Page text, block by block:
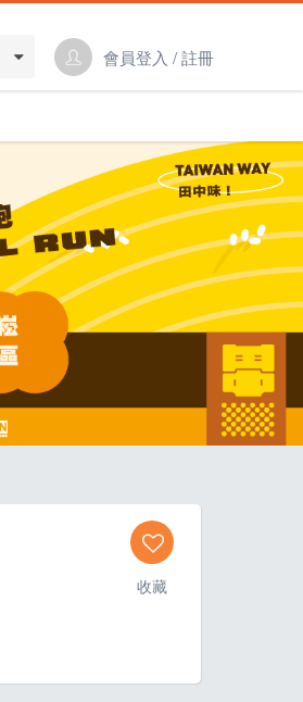
會員登入 / 註冊
收藏